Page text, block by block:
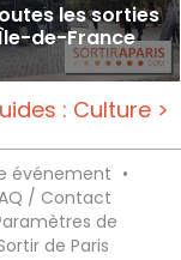
les sorties
de-France
: Culture >
événement •
/ Contact
de
de Paris